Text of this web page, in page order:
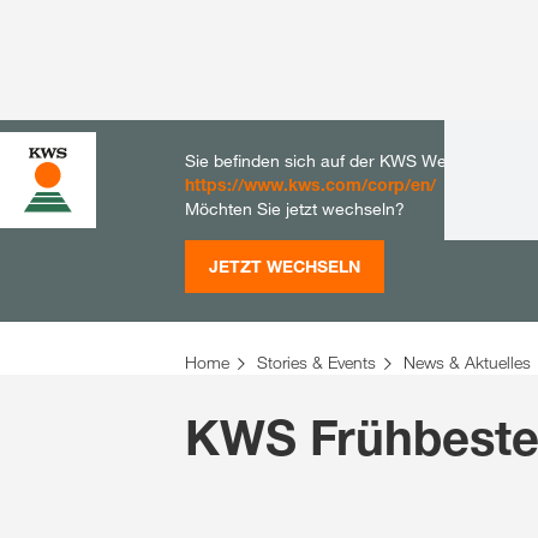
Sie befinden sich auf der KWS Website für
https://www.kws.com/corp/en/
Möchten Sie jetzt wechseln?
JETZT WECHSELN
Home Stories & Events News & Aktuelles
KWS